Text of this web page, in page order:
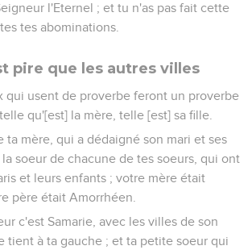
l'Eternel ; et tu n'as pas fait cette
tes abominations.
pire que les autres villes
qui usent de proverbe feront un proverbe
qu'[est] la mère, telle [est] sa fille.
ta mère, qui a dédaigné son mari et ses
soeur de chacune de tes soeurs, qui ont
et leurs enfants ; votre mère était
père était Amorrhéen.
c'est Samarie, avec les villes de son
tient à ta gauche ; et ta petite soeur qui